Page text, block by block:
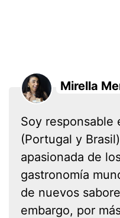
Mirella
Soy
(Portugal y
apasionada de
gastronomía
de nuevos
embargo, por